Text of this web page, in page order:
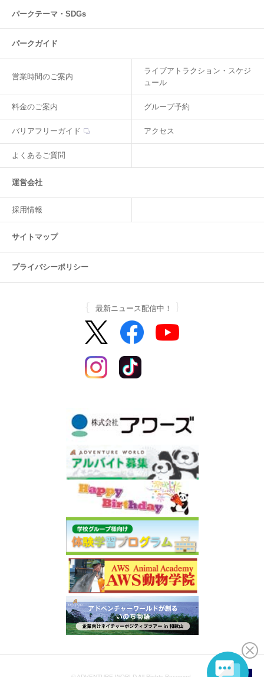
パークテーマ・SDGs
パークガイド
営業時間のご案内
ライブアトラクション・スケジ
ュール
料金のご案内 グループ予約
バリアフリーガイド アクセス
よくあるご質問
運営会社
採用情報
サイトマップ
プライバシーポリシー
最新ニュース配信中！